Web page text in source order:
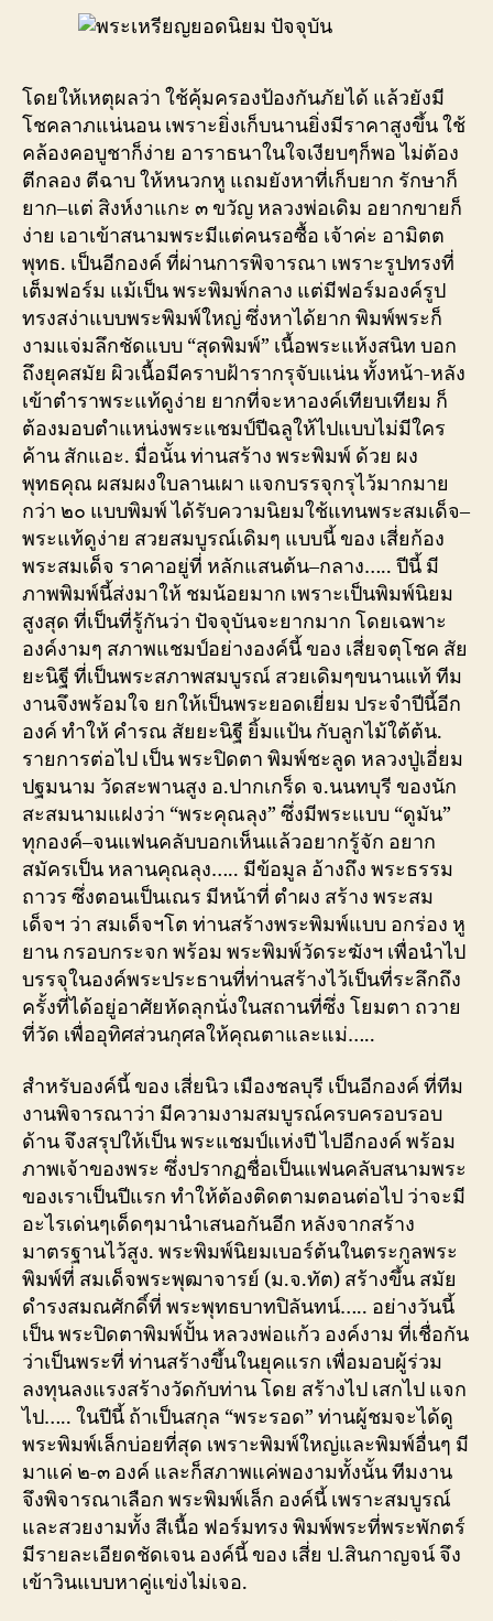
โดยให้เหตุผลว่า ใช้คุ้มครองป้องกันภัยได้ แล้วยังมี
โชคลาภแน่นอน เพราะยิ่งเก็บนานยิ่งมีราคาสูงขึ้น ใช้
คล้องคอบูชาก็ง่าย อาราธนาในใจเงียบๆก็พอ ไม่ต้อง
ตีกลอง ตีฉาบ ให้หนวกหู แถมยังหาที่เก็บยาก รักษาก็
ยาก–แต่ สิงห์งาแกะ ๓ ขวัญ หลวงพ่อเดิม อยากขายก็
ง่าย เอาเข้าสนามพระมีแต่คนรอซื้อ เจ้าค่ะ อามิตต
พุทธ. เป็นอีกองค์ ที่ผ่านการพิจารณา เพราะรูปทรงที่
เต็มฟอร์ม แม้เป็น พระพิมพ์กลาง แต่มีฟอร์มองค์รูป
ทรงสง่าแบบพระพิมพ์ใหญ่ ซึ่งหาได้ยาก พิมพ์พระก็
งามแจ่มลึกชัดแบบ “สุดพิมพ์” เนื้อพระแห้งสนิท บอก
ถึงยุคสมัย ผิวเนื้อมีคราบฝ้ารากรุจับแน่น ทั้งหน้า-หลัง
เข้าตำราพระแท้ดูง่าย ยากที่จะหาองค์เทียบเทียม ก็
ต้องมอบตำแหน่งพระแชมป์ปีฉลูให้ไปแบบไม่มีใคร
ค้าน สักแอะ. มื่อนั้น ท่านสร้าง พระพิมพ์ ด้วย ผง
พุทธคุณ ผสมผงใบลานเผา แจกบรรจุกรุไว้มากมาย
กว่า ๒๐ แบบพิมพ์ ได้รับความนิยมใช้แทนพระสมเด็จ–
พระแท้ดูง่าย สวยสมบูรณ์เดิมๆ แบบนี้ ของ เสี่ยก้อง
พระสมเด็จ ราคาอยู่ที่ หลักแสนต้น–กลาง….. ปีนี้ มี
ภาพพิมพ์นี้ส่งมาให้ ชมน้อยมาก เพราะเป็นพิมพ์นิยม
สูงสุด ที่เป็นที่รู้กันว่า ปัจจุบันจะยากมาก โดยเฉพาะ
องค์งามๆ สภาพแชมป์อย่างองค์นี้ ของ เสี่ยจตุโชค สัย
ยะนิฐี ที่เป็นพระสภาพสมบูรณ์ สวยเดิมๆขนานแท้ ทีม
งานจึงพร้อมใจ ยกให้เป็นพระยอดเยี่ยม ประจำปีนี้อีก
องค์ ทำให้ คำรณ สัยยะนิฐี ยิ้มแป้น กับลูกไม้ใต้ต้น.
รายการต่อไป เป็น พระปิดตา พิมพ์ชะลูด หลวงปู่เอี่ยม
ปฐมนาม วัดสะพานสูง อ.ปากเกร็ด จ.นนทบุรี ของนัก
สะสมนามแฝงว่า “พระคุณลุง” ซึ่งมีพระแบบ “ดูมัน”
ทุกองค์–จนแฟนคลับบอกเห็นแล้วอยากรู้จัก อยาก
สมัครเป็น หลานคุณลุง….. มีข้อมูล อ้างถึง พระธรรม
ถาวร ซึ่งตอนเป็นเณร มีหน้าที่ ตำผง สร้าง พระสม
เด็จฯ ว่า สมเด็จฯโต ท่านสร้างพระพิมพ์แบบ อกร่อง หู
ยาน กรอบกระจก พร้อม พระพิมพ์วัดระฆังฯ เพื่อนำไป
บรรจุในองค์พระประธานที่ท่านสร้างไว้เป็นที่ระลึกถึง
ครั้งที่ได้อยู่อาศัยหัดลุกนั่งในสถานที่ซึ่ง โยมตา ถวาย
ที่วัด เพื่ออุทิศส่วนกุศลให้คุณตาและแม่…..
สำหรับองค์นี้ ของ เสี่ยนิว เมืองชลบุรี เป็นอีกองค์ ที่ทีม
งานพิจารณาว่า มีความงามสมบูรณ์ครบครอบรอบ
ด้าน จึงสรุปให้เป็น พระแชมป์แห่งปี ไปอีกองค์ พร้อม
ภาพเจ้าของพระ ซึ่งปรากฏชื่อเป็นแฟนคลับสนามพระ
ของเราเป็นปีแรก ทำให้ต้องติดตามตอนต่อไป ว่าจะมี
อะไรเด่นๆเด็ดๆมานำเสนอกันอีก หลังจากสร้าง
มาตรฐานไว้สูง. พระพิมพ์นิยมเบอร์ต้นในตระกูลพระ
พิมพ์ที่ สมเด็จพระพุฒาจารย์ (ม.จ.ทัต) สร้างขึ้น สมัย
ดำรงสมณศักดิ์ที่ พระพุทธบาทปิลันทน์….. อย่างวันนี้
เป็น พระปิดตาพิมพ์ปั้น หลวงพ่อแก้ว องค์งาม ที่เชื่อกัน
ว่าเป็นพระที่ ท่านสร้างขึ้นในยุคแรก เพื่อมอบผู้ร่วม
ลงทุนลงแรงสร้างวัดกับท่าน โดย สร้างไป เสกไป แจก
ไป….. ในปีนี้ ถ้าเป็นสกุล “พระรอด” ท่านผู้ชมจะได้ดู
พระพิมพ์เล็กบ่อยที่สุด เพราะพิมพ์ใหญ่และพิมพ์อื่นๆ มี
มาแค่ ๒-๓ องค์ และก็สภาพแค่พองามทั้งนั้น ทีมงาน
จึงพิจารณาเลือก พระพิมพ์เล็ก องค์นี้ เพราะสมบูรณ์
และสวยงามทั้ง สีเนื้อ ฟอร์มทรง พิมพ์พระที่พระพักตร์
มีรายละเอียดชัดเจน องค์นี้ ของ เสี่ย ป.สินกาญจน์ จึง
เข้าวินแบบหาคู่แข่งไม่เจอ.